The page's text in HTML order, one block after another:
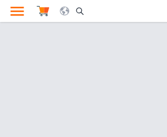
Search Opener Icon